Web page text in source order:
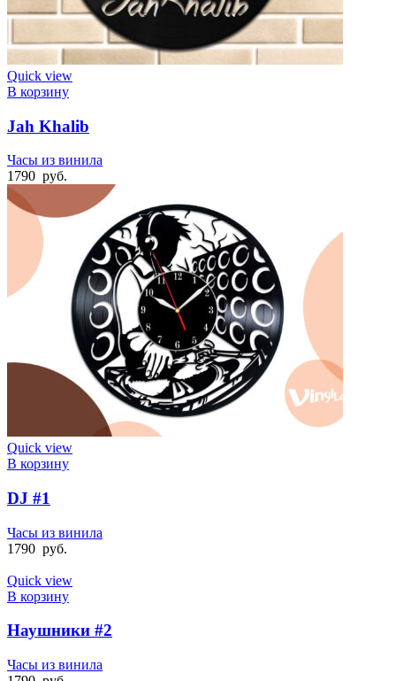
Quick view
В корзину
Jah Khalib
Часы из винила
1790 руб.
Quick view
В корзину
DJ #1
Часы из винила
1790 руб.
Quick view
В корзину
Наушники #2
Часы из винила